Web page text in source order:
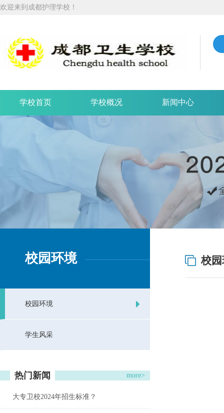
欢迎来到成都护理学校！
学校首页 学校概况 新闻中心
校园环境
校园环境
学生风采
热门新闻 more>
大专卫校2024年招生标准？
校